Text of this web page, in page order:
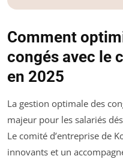
Comment
congés avec le
en 2025
La gestion optimale des
majeur pour les salariés
Le comité d’entreprise de
innovants et un